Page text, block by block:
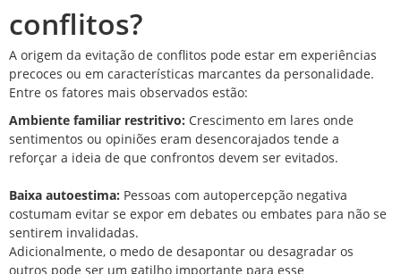
conflitos?
A origem da evitação de conflitos pode estar em experiências
precoces ou em características marcantes da personalidade.
Entre os fatores mais observados estão:
Ambiente familiar restritivo: Crescimento em lares onde
sentimentos ou opiniões eram desencorajados tende a
reforçar a ideia de que confrontos devem ser evitados.
Baixa autoestima: Pessoas com autopercepção negativa
costumam evitar se expor em debates ou embates para não se
sentirem invalidadas.
Adicionalmente, o medo de desapontar ou desagradar os
outros pode ser um gatilho importante para esse